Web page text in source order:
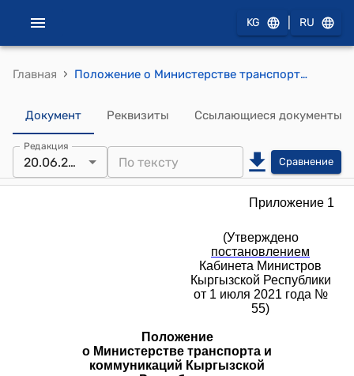
KG RU
Главная › Положение о Министерстве транспорта и коммуникаций Кыргызской Республики (к постановлению Кабинета Министров Кыргызской Республики от 1 июля 2021 года № 55)
Документ Реквизиты Ссылающиеся документы
Редакция
20.06.2026 Сравнение